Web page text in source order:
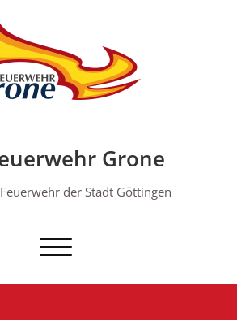
Grone
der Stadt Göttingen
Schalte Navigation